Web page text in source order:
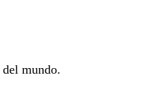
mundo.